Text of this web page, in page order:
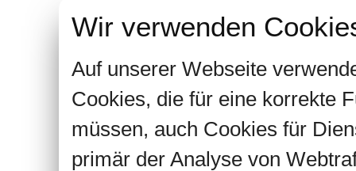
Wir verwenden
Auf unserer Webseite
Cookies, die für eine korrekte
müssen, auch Cookies für
primär der Analyse von